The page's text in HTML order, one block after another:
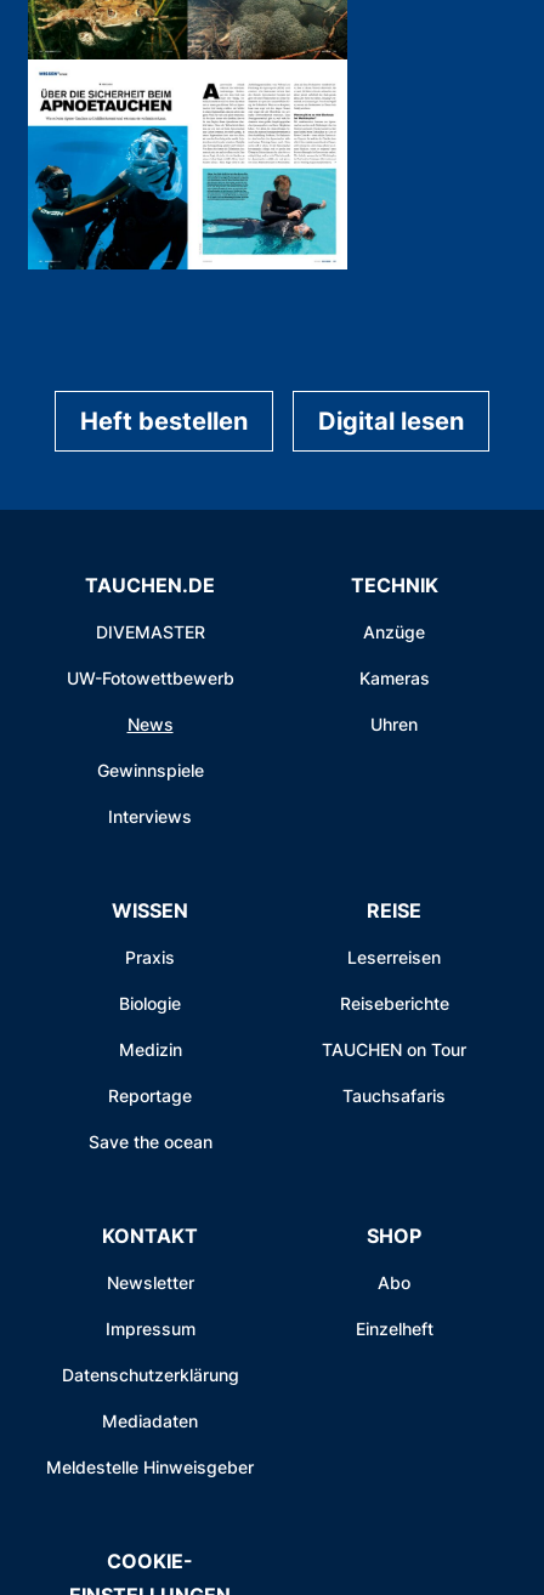
Heft bestellen Digital lesen
TAUCHEN.DE
DIVEMASTER
UW-Fotowettbewerb
News
Gewinnspiele
Interviews
TECHNIK
Anzüge
Kameras
Uhren
WISSEN
Praxis
Biologie
Medizin
Reportage
Save the ocean
REISE
Leserreisen
Reiseberichte
TAUCHEN on Tour
Tauchsafaris
KONTAKT
Newsletter
Impressum
Datenschutzerklärung
Mediadaten
Meldestelle Hinweisgeber
SHOP
Abo
Einzelheft
COOKIE-